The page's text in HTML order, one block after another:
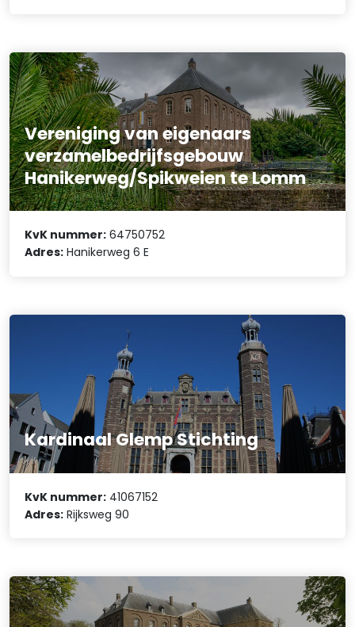
Vereniging van eigenaars
verzamelbedrijfsgebouw
Hanikerweg/Spikweien te Lomm
KvK nummer: 64750752
Adres: Hanikerweg 6 E
Kardinaal Glemp Stichting
KvK nummer: 41067152
Adres: Rijksweg 90